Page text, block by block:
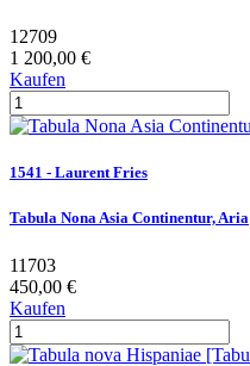
12709
1 200,00 €
Kaufen
1541 - Laurent Fries
Tabula Nona Asia Continentur, Aria
11703
450,00 €
Kaufen